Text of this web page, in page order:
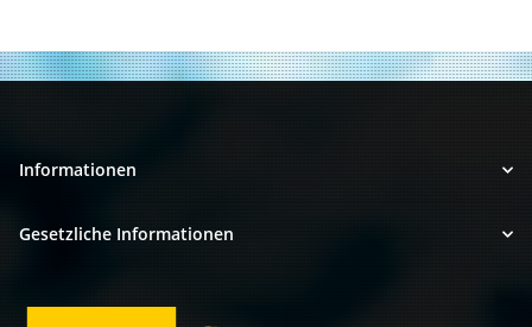
Informationen
Gesetzliche Informationen